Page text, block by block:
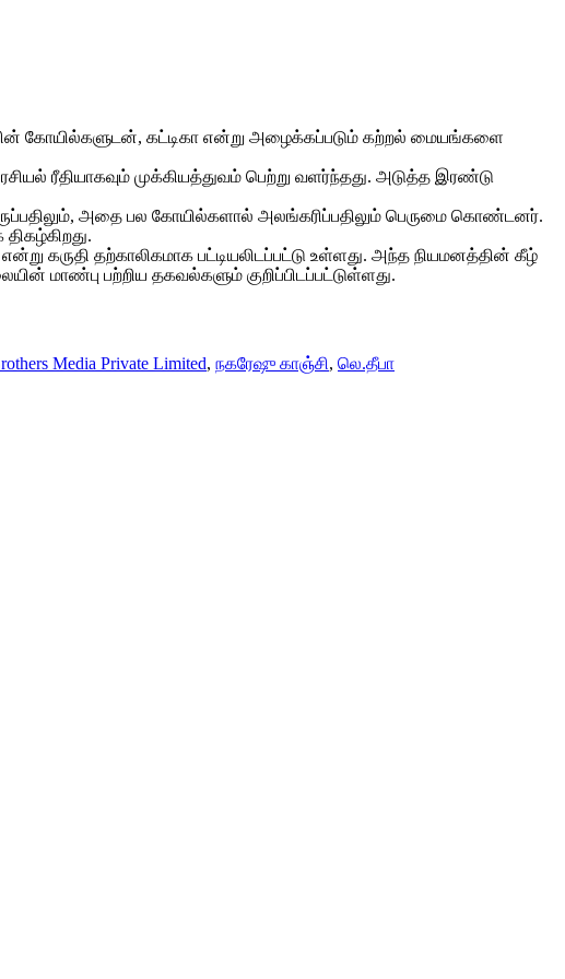
கோயில்களுடன், கட்டிகா என்று அழைக்கப்படும் கற்றல் மையங்களை
ரீதியாகவும் முக்கியத்துவம் பெற்று வளர்ந்தது. அடுத்த இரண்டு
அதை பல கோயில்களால் அலங்கரிப்பதிலும் பெருமை கொண்டனர்.
கருதி தற்காலிகமாக பட்டியலிடப்பட்டு உள்ளது. அந்த நியமனத்தின் கீழ்
மாண்பு பற்றிய தகவல்களும் குறிப்பிடப்பட்டுள்ளது.
Media Private Limited, நகரேஷு காஞ்சி, லெ.தீபா